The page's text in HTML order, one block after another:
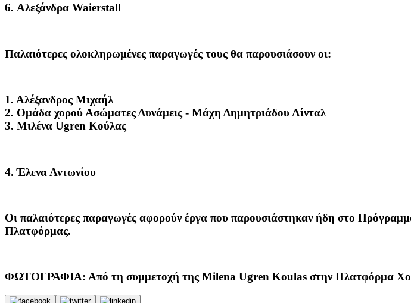
6. Αλεξάνδρα Waierstall
Παλαιότερες ολοκληρωμένες παραγωγές τους θα παρουσιάσουν οι:
1. Αλέξανδρος Μιχαήλ
2. Ομάδα χορού Ασώματες Δυνάμεις - Μάχη Δημητριάδου Λίνταλ
3. Μιλένα Ugren Κούλας
4. Έλενα Αντωνίου
Οι παλαιότερες παραγωγές αφορούν έργα που παρουσιάστηκαν ήδη στο
Πλατφόρμας.
ΦΩΤΟΓΡΑΦΙΑ: Από τη συμμετοχή της Milena Ugren Koulas στην Πλατφόρμα